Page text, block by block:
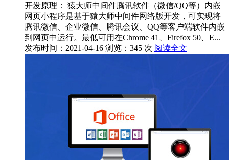
开发原理： 猿大师中间件腾讯软件（微信/QQ等）内嵌
网页小程序是基于猿大师中间件网络版开发，可实现将
腾讯微信、企业微信、腾讯会议、QQ等客户端软件内嵌
到网页中运行。最低可用在Chrome 41、Firefox 50、E...
发布时间：2021-04-16 浏览：345 次 阅读全文